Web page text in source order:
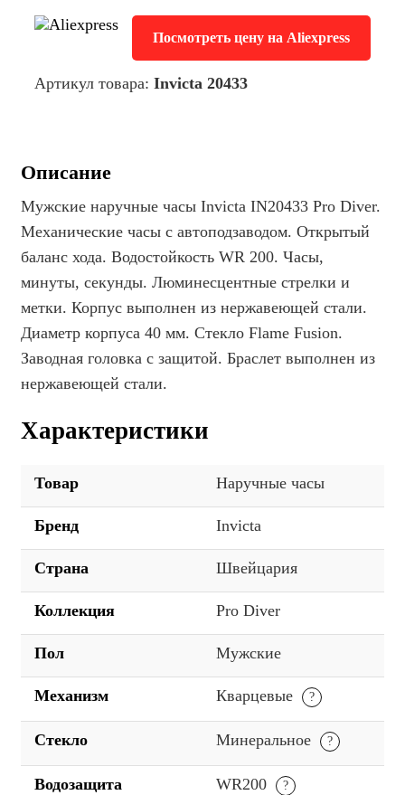
Посмотреть цену на Aliexpress
Артикул товара: Invicta 20433
Описание
Мужские наручные часы Invicta IN20433 Pro Diver.
Механические часы с автоподзаводом. Открытый
баланс хода. Водостойкость WR 200. Часы,
минуты, секунды. Люминесцентные стрелки и
метки. Корпус выполнен из нержавеющей стали.
Диаметр корпуса 40 мм. Стекло Flame Fusion.
Заводная головка с защитой. Браслет выполнен из
нержавеющей стали.
Характеристики
Товар Наручные часы
Бренд Invicta
Страна Швейцария
Коллекция Pro Diver
Пол Мужские
Механизм Кварцевые
Стекло Минеральное
Водозащита WR200